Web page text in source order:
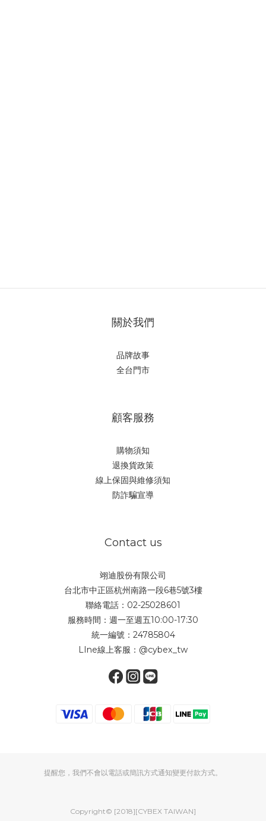
關於我們
品牌故事
全台門市
顧客服務
購物須知
退換貨政策
線上保固與維修須知
防詐騙宣導
Contact us
翊迪股份有限公司
台北市中正區杭州南路一段6巷5號3樓
聯絡電話：02-25028601
服務時間：週一至週五10:00-17:30
統一編號：24785804
LIne線上客服： @cybex_tw
提醒您，我們不會以電話或簡訊方式通知變更付款方式。
Copyright© [2018][CYBEX TAIWAN]